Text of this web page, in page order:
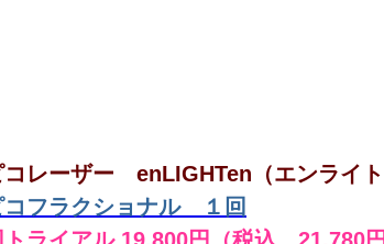
コレーザー enLIGHTen（エンライト
コフラクショナル １回